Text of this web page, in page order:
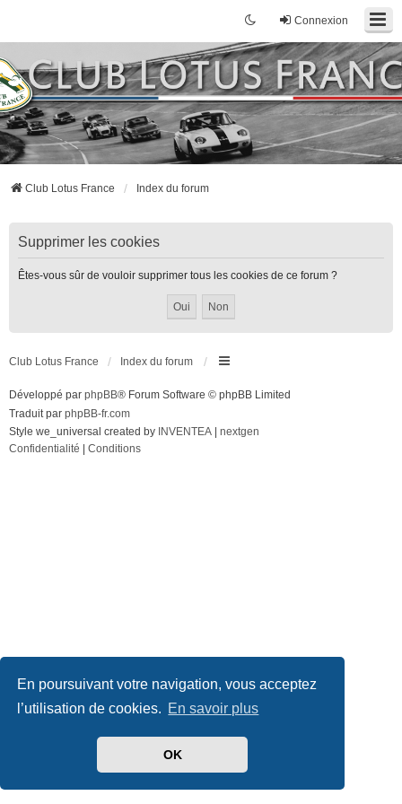
En poursuivant votre navigation, vous acceptez
l’utilisation de cookies. En savoir plus
OK
Connexion
Club Lotus France Index du forum
Supprimer les cookies
Êtes-vous sûr de vouloir supprimer tous les cookies de ce forum ?
Club Lotus France Index du forum
Développé par phpBB® Forum Software © phpBB Limited
Traduit par phpBB-fr.com
Style we_universal created by INVENTEA
nextgen
Confidentialité
Conditions